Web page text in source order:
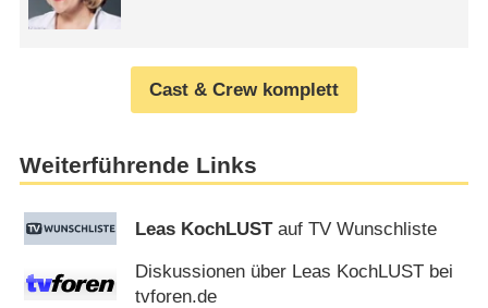
Cast & Crew komplett
Weiterführende Links
Leas KochLUSTauf TV Wunschliste
Diskussionen über Leas KochLUST bei
tvforen.de